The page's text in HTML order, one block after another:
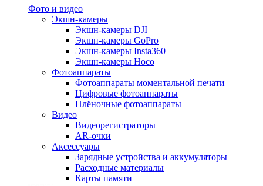
Фото и видео
Экшн-камеры
Экшн-камеры DJI
Экшн-камеры GoPro
Экшн-камеры Insta360
Экшн-камеры Hoco
Фотоаппараты
Фотоаппараты моментальной печати
Цифровые фотоаппараты
Плёночные фотоаппараты
Видео
Видеорегистраторы
AR-очки
Аксессуары
Зарядные устройства и аккумуляторы
Расходные материалы
Карты памяти